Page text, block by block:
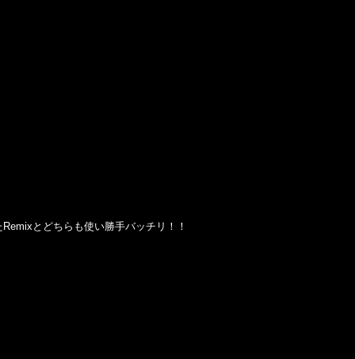
とどちらも使い勝手バッチリ！！